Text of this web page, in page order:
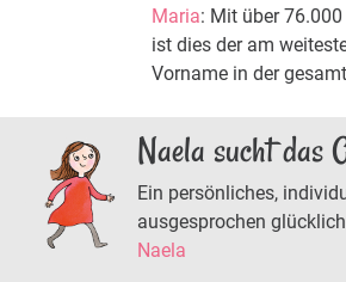
Maria: Mit über
ist dies der am
Vorname in der
Naela sucht das
Ein persönliches,
ausgesprochen
Naela